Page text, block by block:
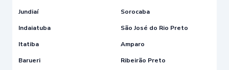
Jundiaí
Sorocaba
Indaiatuba
São José do Rio Preto
Itatiba
Amparo
Barueri
Ribeirão Preto